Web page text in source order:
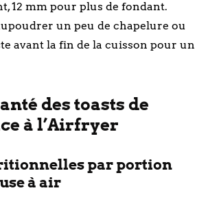
12 mm pour plus de fondant.
un peu de chapelure ou
avant la fin de la cuisson pour un
des toasts de
à l’Airfryer
par portion
à air